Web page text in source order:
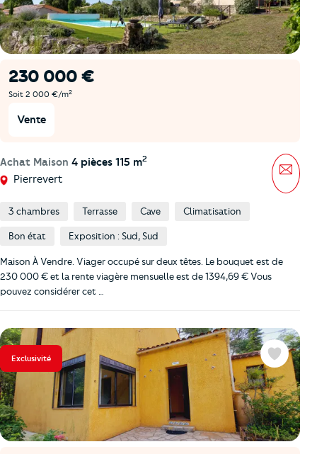
230 000 €
Soit 2 000 €/m2
Vente
Achat Maison 4 pièces 115 m2
Pierrevert
3 chambres Terrasse Cave Climatisation
Bon état Exposition : Sud, Sud
Maison À Vendre. Viager occupé sur deux têtes. Le bouquet est de
230 000 € et la rente viagère mensuelle est de 1394,69 € Vous
pouvez considérer cet …
Exclusivité Favoris